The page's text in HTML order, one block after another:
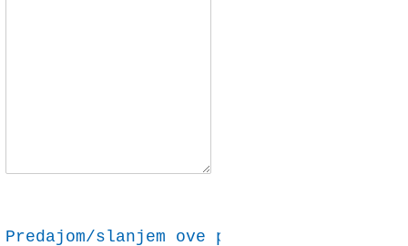
Predajom/slanjem ove prijave dajem